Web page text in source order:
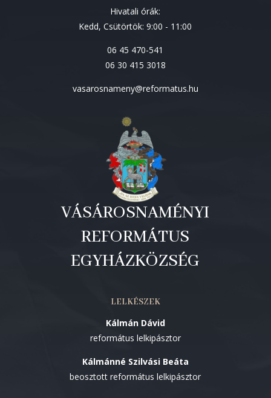
Hivatali órák:
Kedd, Csütörtök: 9:00 - 11:00
06 45 470-541
06 30 415 3018
vasarosnameny@reformatus.hu
VÁSÁROSNAMÉNYI
REFORMÁTUS
EGYHÁZKÖZSÉG
LELKÉSZEK
Kálmán Dávid
református lelkipásztor
Kálmánné Szilvási Beáta
beosztott református lelkipásztor